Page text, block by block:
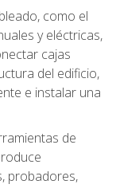
como el
y eléctricas,
cajas
del edificio,
e instalar una
de
probadores,